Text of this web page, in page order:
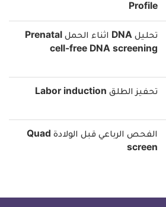
Profile
تحليل DNA اثناء الحمل Prenatal
cell-free DNA screening
تحفيز الطلق Labor induction
الفحص الرباعي قبل الولادة Quad
screen